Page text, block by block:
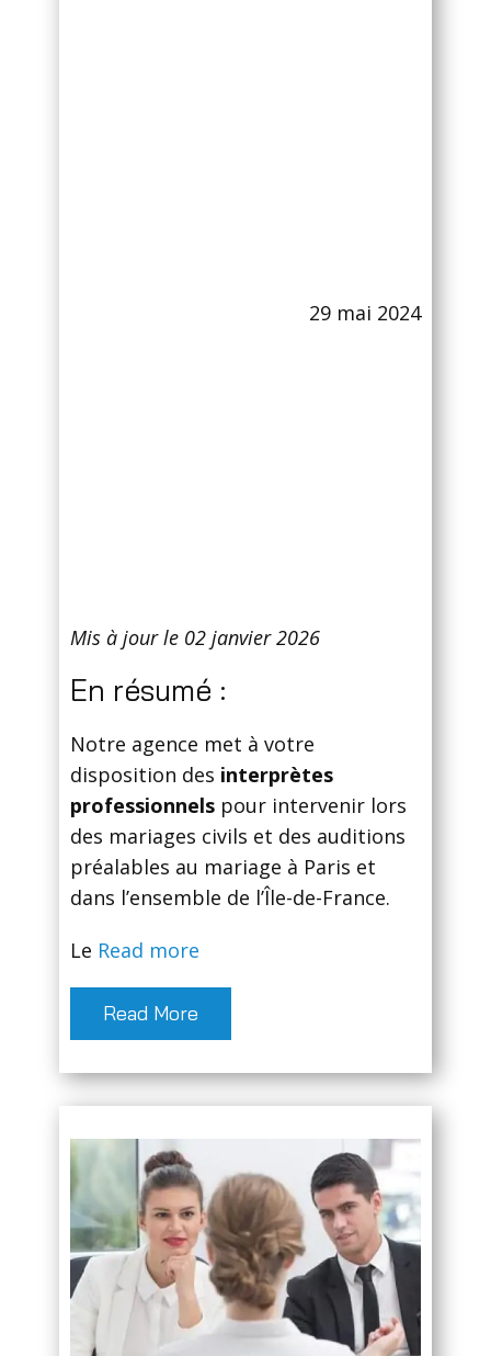
29 mai 2024
Mis à jour le 02 janvier 2026
En résumé :
Notre agence met à votre
disposition des interprètes
professionnels pour intervenir lors
des mariages civils et des auditions
préalables au mariage à Paris et
dans l’ensemble de l’Île-de-France.
Le Read more
Read More